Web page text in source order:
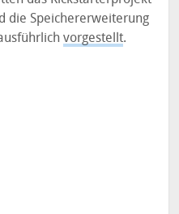
die Speichererweiterung
vorgestellt.